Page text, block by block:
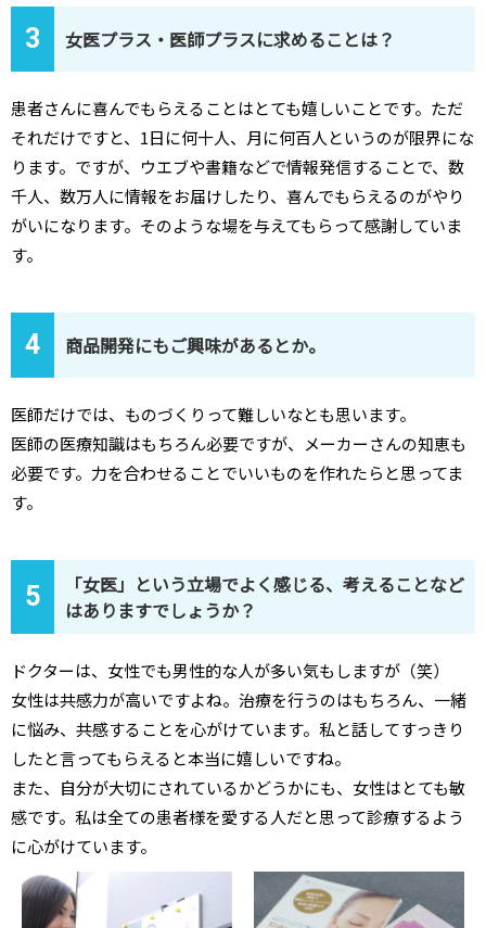
3 女医プラス・医師プラスに求めることは？
患者さんに喜んでもらえることはとても嬉しいことです。ただ
それだけですと、1日に何十人、月に何百人というのが限界にな
ります。ですが、ウエブや書籍などで情報発信することで、数
千人、数万人に情報をお届けしたり、喜んでもらえるのがやり
がいになります。そのような場を与えてもらって感謝していま
す。
4 商品開発にもご興味があるとか。
医師だけでは、ものづくりって難しいなとも思います。
医師の医療知識はもちろん必要ですが、メーカーさんの知恵も
必要です。力を合わせることでいいものを作れたらと思ってま
す。
5
「女医」という立場でよく感じる、考えることなど
はありますでしょうか？
ドクターは、女性でも男性的な人が多い気もしますが（笑）
女性は共感力が高いですよね。治療を行うのはもちろん、一緒
に悩み、共感することを心がけています。私と話してすっきり
したと言ってもらえると本当に嬉しいですね。
また、自分が大切にされているかどうかにも、女性はとても敏
感です。私は全ての患者様を愛する人だと思って診療するよう
に心がけています。